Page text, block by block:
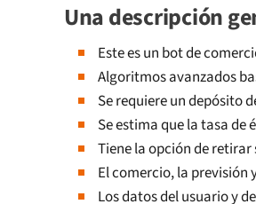
Una descripción
Este es un bot de
Algoritmos avanzados
Se requiere un depósito
Se estima que la tasa de
Tiene la opción de
El comercio, la previsión
Los datos del usuario y